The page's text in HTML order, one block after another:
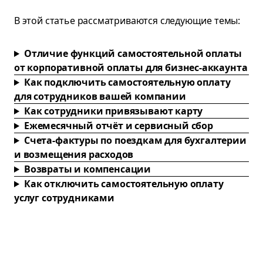
В этой статье рассматриваются следующие темы:
Отличие функций самостоятельной оплаты
от корпоративной оплаты для бизнес-аккаунта
Как подключить самостоятельную оплату
для сотрудников вашей компании
Как сотрудники привязывают карту
Ежемесячный отчёт и сервисный сбор
Счета-фактуры по поездкам для бухгалтерии
и возмещения расходов
Возвраты и компенсации
Как отключить самостоятельную оплату
услуг сотрудниками